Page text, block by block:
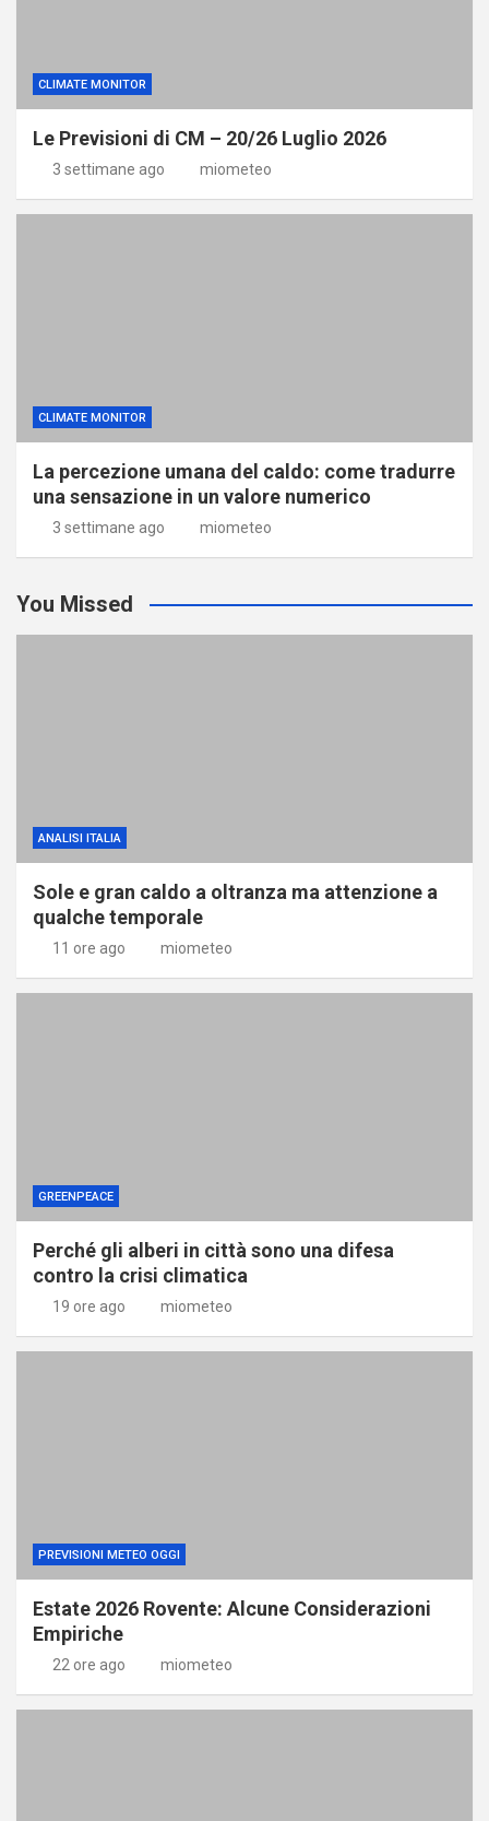
CLIMATE MONITOR
Le Previsioni di CM – 20/26 Luglio 2026
3 settimane ago miometeo
CLIMATE MONITOR
La percezione umana del caldo: come tradurre
una sensazione in un valore numerico
3 settimane ago miometeo
You Missed
ANALISI ITALIA
Sole e gran caldo a oltranza ma attenzione a
qualche temporale
11 ore ago miometeo
GREENPEACE
Perché gli alberi in città sono una difesa
contro la crisi climatica
19 ore ago miometeo
PREVISIONI METEO OGGI
Estate 2026 Rovente: Alcune Considerazioni
Empiriche
22 ore ago miometeo